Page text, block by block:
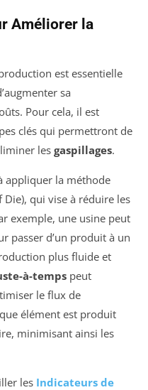
Améliorer la
est essentielle
sa
Pour cela, il est
clés qui permettront de
les gaspillages.
appliquer la méthode
Die), qui vise à réduire les
exemple, une usine peut
passer d’un produit à un
plus fluide et
à-temps peut
le flux de
élément est produit
minimisant ainsi les
les Indicateurs de